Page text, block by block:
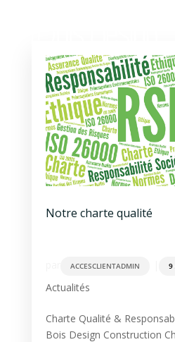
Notre charte qualité
ACCESCLIENTADMIN 9
Actualités
Charte Qualité &
Bois Design Construction